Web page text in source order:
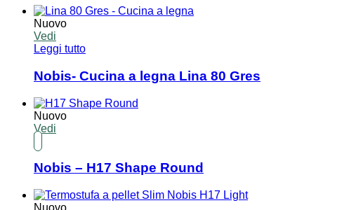
Nuovo
Vedi
Leggi tutto
Nobis- Cucina a legna Lina 80 Gres
Nuovo
Vedi
Nobis – H17 Shape Round